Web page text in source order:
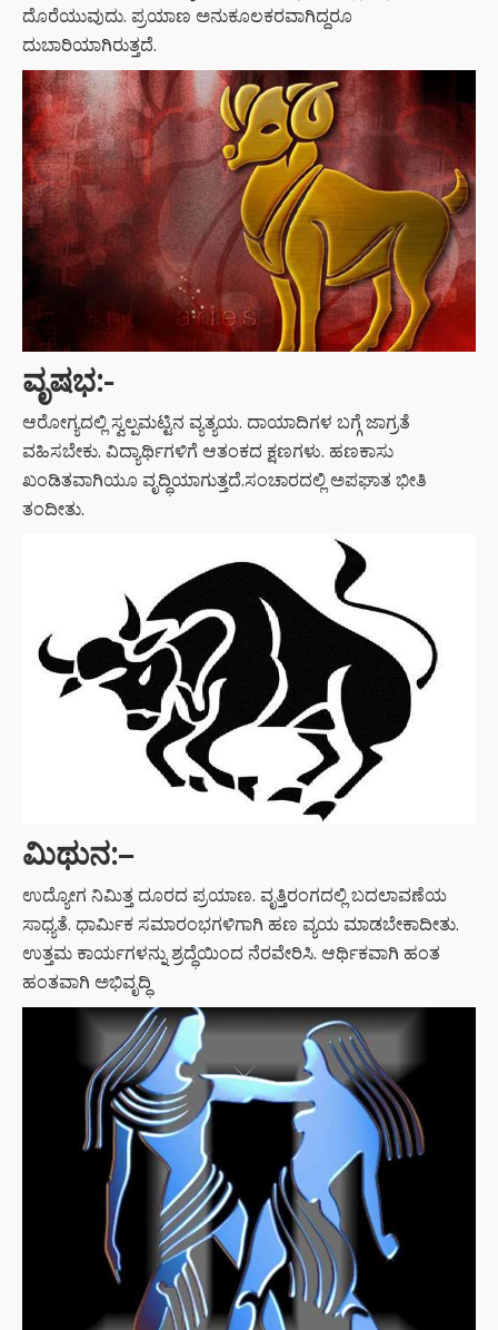
ದೊರೆಯುವುದು. ಪ್ರಯಾಣ ಅನುಕೂಲಕರವಾಗಿದ್ದರೂ
ದುಬಾರಿಯಾಗಿರುತ್ತದೆ.
ವೃಷಭ:-
ಆರೋಗ್ಯದಲ್ಲಿ ಸ್ವಲ್ಪಮಟ್ಟಿನ ವ್ಯತ್ಯಯ. ದಾಯಾದಿಗಳ ಬಗ್ಗೆ ಜಾಗ್ರತೆ
ವಹಿಸಬೇಕು. ವಿದ್ಯಾರ್ಥಿಗಳಿಗೆ ಆತಂಕದ ಕ್ಷಣಗಳು. ಹಣಕಾಸು
ಖಂಡಿತವಾಗಿಯೂ ವೃದ್ಧಿಯಾಗುತ್ತದೆ.ಸಂಚಾರದಲ್ಲಿ ಅಪಘಾತ ಭೀತಿ
ತಂದೀತು.
ಮಿಥುನ:–
ಉದ್ಯೋಗ ನಿಮಿತ್ತ ದೂರದ ಪ್ರಯಾಣ. ವೃತ್ತಿರಂಗದಲ್ಲಿ ಬದಲಾವಣೆಯ
ಸಾಧ್ಯತೆ. ಧಾರ್ಮಿಕ ಸಮಾರಂಭಗಳಿಗಾಗಿ ಹಣ ವ್ಯಯ ಮಾಡಬೇಕಾದೀತು.
ಉತ್ತಮ ಕಾರ್ಯಗಳನ್ನು ಶ್ರದ್ಧೆಯಿಂದ ನೆರವೇರಿಸಿ. ಆರ್ಥಿಕವಾಗಿ ಹಂತ
ಹಂತವಾಗಿ ಅಭಿವೃದ್ಧಿ